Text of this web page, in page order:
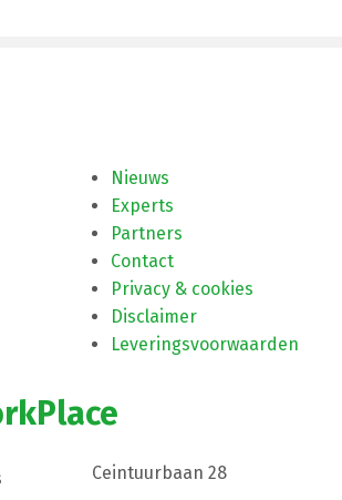
Nieuws
Experts
Partners
Contact
Privacy & cookies
Disclaimer
Leveringsvoorwaarden
Ceintuurbaan 28